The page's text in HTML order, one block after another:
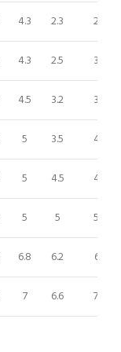
4.3 2.3 2.4-
4.3 2.5 3.0-
4.5 3.2 3.2-
5 3.5 4.0-
5 4.5 4.5-
5 5 5.0-
6.8 6.2 6.0-
7 6.6 7.0-